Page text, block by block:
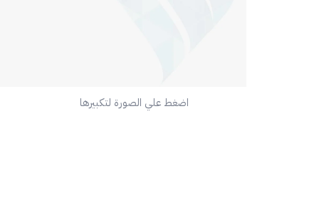
اضغط علي الصورة لتكبيرها